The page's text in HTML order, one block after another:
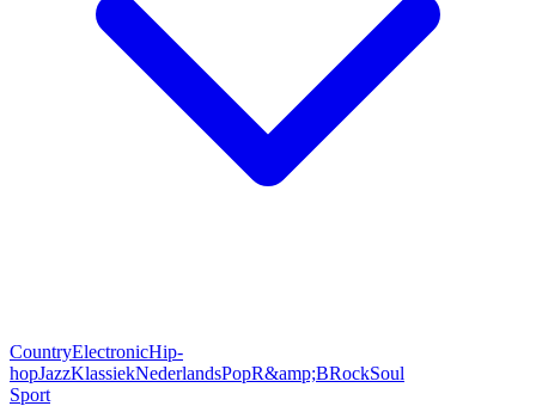
CountryElectronicHip-
hopJazzKlassiekNederlandsPopR&amp;BRockSoul
Sport